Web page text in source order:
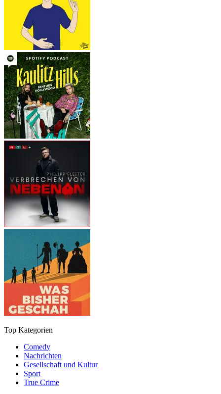
Top Kategorien
Comedy
Nachrichten
Gesellschaft und Kultur
Sport
True Crime